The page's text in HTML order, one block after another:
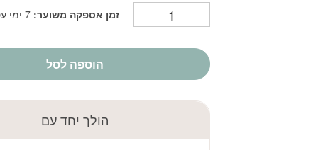
זמן אספקה משוער: 7 ימי עסקים
הוספה לסל
הולך יחד עם